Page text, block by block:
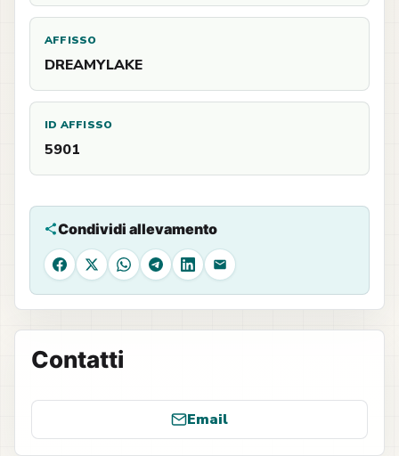
AFFISSO
DREAMYLAKE
ID AFFISSO
5901
Condividi allevamento
Facebook
X WhatsAppTelegram
LinkedIn
Email
Contatti
Email